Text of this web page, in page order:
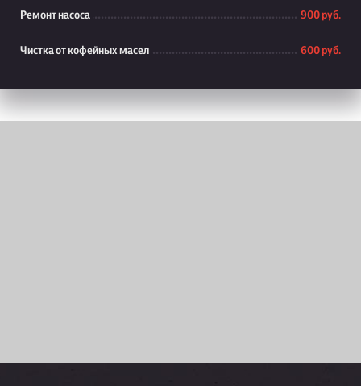
Ремонт насоса 900 руб.
Чистка от кофейных масел 600 руб.